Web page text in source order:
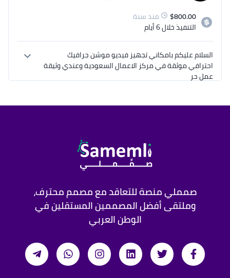
$800.00
منذ سنة
التنفيذخلال 6 أيام
https://t.me/motionhg
صمملي منصة للتعاقد مع مصمم محترف،
وملتقى أفضل المصممين المستقلين في
الوطن العربي